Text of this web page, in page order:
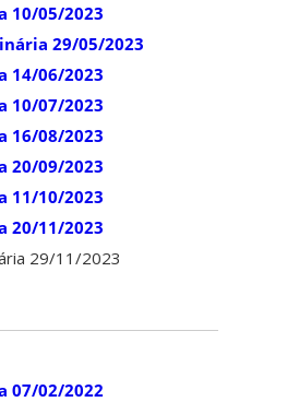
10/05/2023
29/05/2023
14/06/2023
10/07/2023
16/08/2023
20/09/2023
11/10/2023
20/11/2023
29/11/2023
07/02/2022